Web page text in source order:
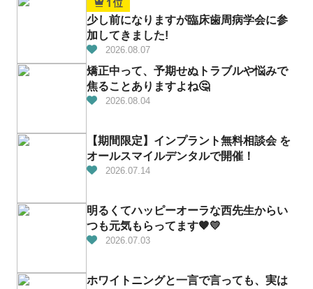
少し前になりますが臨床歯周病学会に参
加してきました!
2026.08.07
矯正中って、予期せぬトラブルや悩みで
焦ることありますよね🤔
2026.08.04
【期間限定】インプラント無料相談会 を
オールスマイルデンタルで開催！
2026.07.14
明るくてハッピーオーラな西先生からい
つも元気もらってます🧡💛
2026.07.03
ホワイトニングと一言で言っても、実は